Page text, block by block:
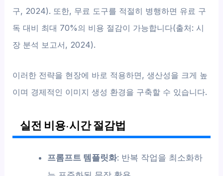
구, 2024). 또한, 무료 도구를 적절히 병행하면 유료 구
독 대비 최대 70%의 비용 절감이 가능합니다(출처: 시
장 분석 보고서, 2024).
이러한 전략을 현장에 바로 적용하면, 생산성을 크게 높
이며 경제적인 이미지 생성 환경을 구축할 수 있습니다.
실전 비용·시간 절감법
프롬프트 템플릿화: 반복 작업을 최소화하